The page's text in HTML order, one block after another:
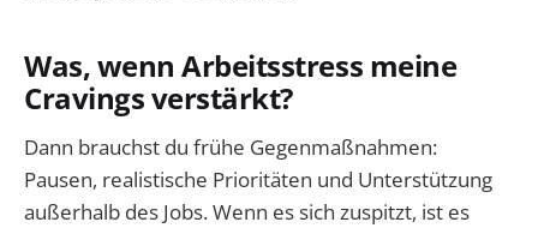
Was, wenn Arbeitsstress meine
Cravings verstärkt?
Dann brauchst du frühe Gegenmaßnahmen:
Pausen, realistische Prioritäten und Unterstützung
außerhalb des Jobs. Wenn es sich zuspitzt, ist es